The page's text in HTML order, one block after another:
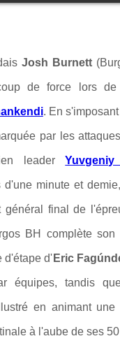
Josh Burnett
de force lors
. En
par les
leader
d'une minute et
général final de
BH complète
d'étape d' Eric
équipes, tandis
en animant une
à l'aube de ses